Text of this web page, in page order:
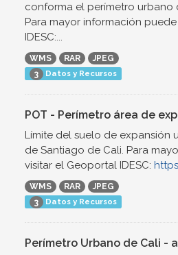
conforma el perímetro urbano
Para mayor información
IDESC:...
WMS RAR
JPEG
3 Datos y Recursos
POT - Perímetro área de
Límite del suelo de expansión
de Santiago de Cali. Para
visitar el Geoportal IDESC:
WMS RAR
JPEG
3 Datos y Recursos
Perímetro Urbano de Cali -